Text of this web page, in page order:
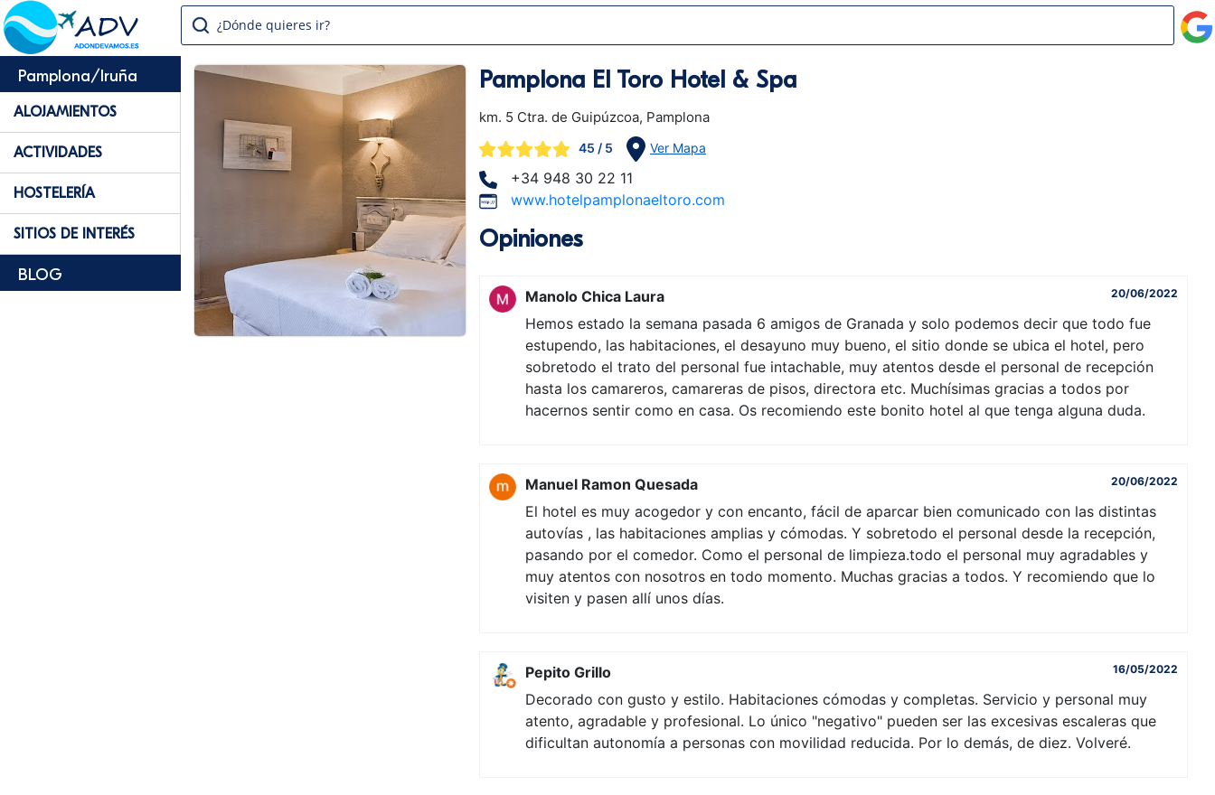
¿Dónde quieres ir?
Pamplona/Iruña
ALOJAMIENTOS
ACTIVIDADES
HOSTELERÍA
SITIOS DE INTERÉS
BLOG
Pamplona El Toro Hotel & Spa
km. 5 Ctra. de Guipúzcoa, Pamplona
45 / 5 Ver Mapa
+34 948 30 22 11
www.hotelpamplonaeltoro.com
Opiniones
Manolo Chica Laura 20/06/2022
Hemos estado la semana pasada 6 amigos de Granada y solo podemos decir que todo fue
estupendo, las habitaciones, el desayuno muy bueno, el sitio donde se ubica el hotel, pero
sobretodo el trato del personal fue intachable, muy atentos desde el personal de recepción
hasta los camareros, camareras de pisos, directora etc. Muchísimas gracias a todos por
hacernos sentir como en casa. Os recomiendo este bonito hotel al que tenga alguna duda.
Manuel Ramon Quesada 20/06/2022
El hotel es muy acogedor y con encanto, fácil de aparcar bien comunicado con las distintas
autovías , las habitaciones amplias y cómodas. Y sobretodo el personal desde la recepción,
pasando por el comedor. Como el personal de limpieza.todo el personal muy agradables y
muy atentos con nosotros en todo momento. Muchas gracias a todos. Y recomiendo que lo
visiten y pasen allí unos días.
Pepito Grillo 16/05/2022
Decorado con gusto y estilo. Habitaciones cómodas y completas. Servicio y personal muy
atento, agradable y profesional. Lo único "negativo" pueden ser las excesivas escaleras que
dificultan autonomía a personas con movilidad reducida. Por lo demás, de diez. Volveré.